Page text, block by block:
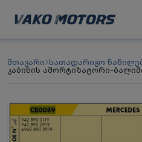
მთავარი სათადარიგო
კაბინის ამორტიზატორი-